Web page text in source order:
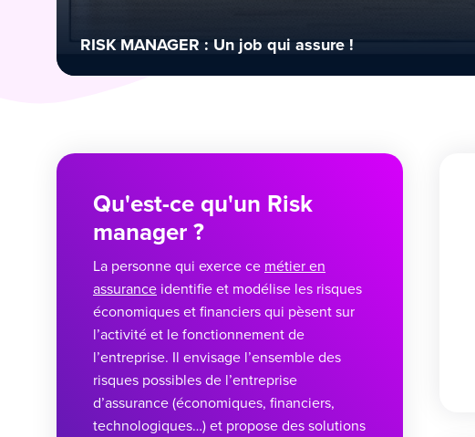
RISK MANAGER : Un job qui assure !
Qu'est-ce qu'un Risk
manager ?
La personne qui exerce ce métier en
assurance identifie et modélise les risques
économiques et financiers qui pèsent sur
l’activité et le fonctionnement de
l’entreprise. Il envisage l’ensemble des
risques possibles de l’entreprise
d’assurance (économiques, financiers,
technologiques…) et propose des solutions